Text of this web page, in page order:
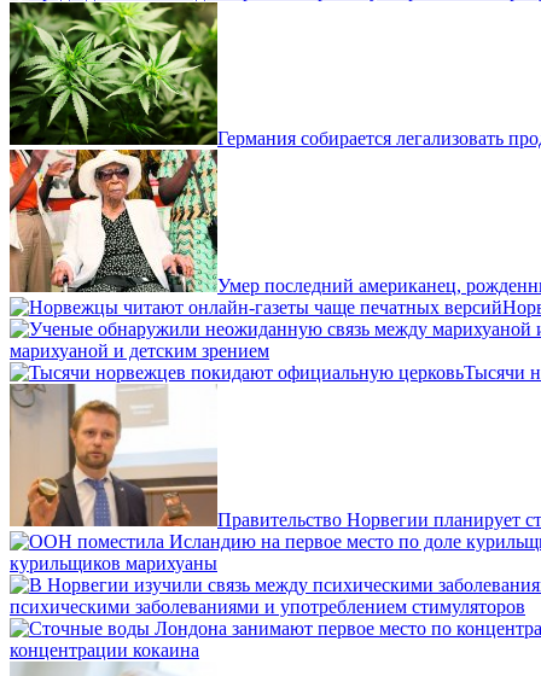
Германия собирается легализовать
Умер последний американец,
марихуаной и детским зрением
Тысячи
Правительство Норвегии планирует
курильщиков марихуаны
психическими заболеваниями и употреблением стимуляторов
концентрации кокаина